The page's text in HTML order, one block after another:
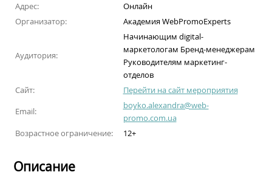
Адрес:
Онлайн
Организатор:
Академия WebPromoExperts
Аудитория:
Начинающим digital-
маркетологам Бренд-менеджерам
Руководителям маркетинг-
отделов
Сайт:
Перейти на сайт мероприятия
Email:
boyko.alexandra@web-
promo.com.ua
Возрастное ограничение:
12+
Описание